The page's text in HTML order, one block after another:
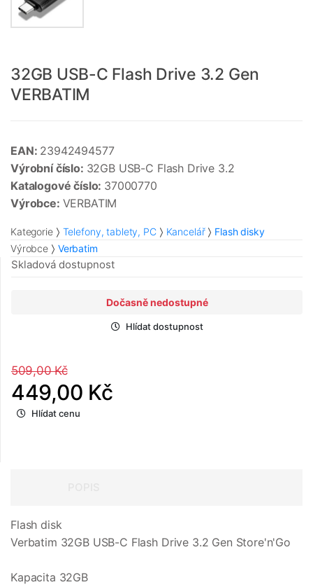
32GB USB-C Flash Drive 3.2 Gen
VERBATIM
EAN: 23942494577
Výrobní číslo: 32GB USB-C Flash Drive 3.2
Katalogové číslo: 37000770
Výrobce: VERBATIM
Kategorie Telefony, tablety, PC Kancelář
Flash disky
Výrobce
Verbatim
Skladová dostupnost
Dočasně nedostupné
Hlídat dostupnost
509,00 Kč
449,00 Kč
Hlídat cenu
Flash disk
Verbatim 32GB USB-C Flash Drive 3.2 Gen Store'n'Go
Kapacita 32GB